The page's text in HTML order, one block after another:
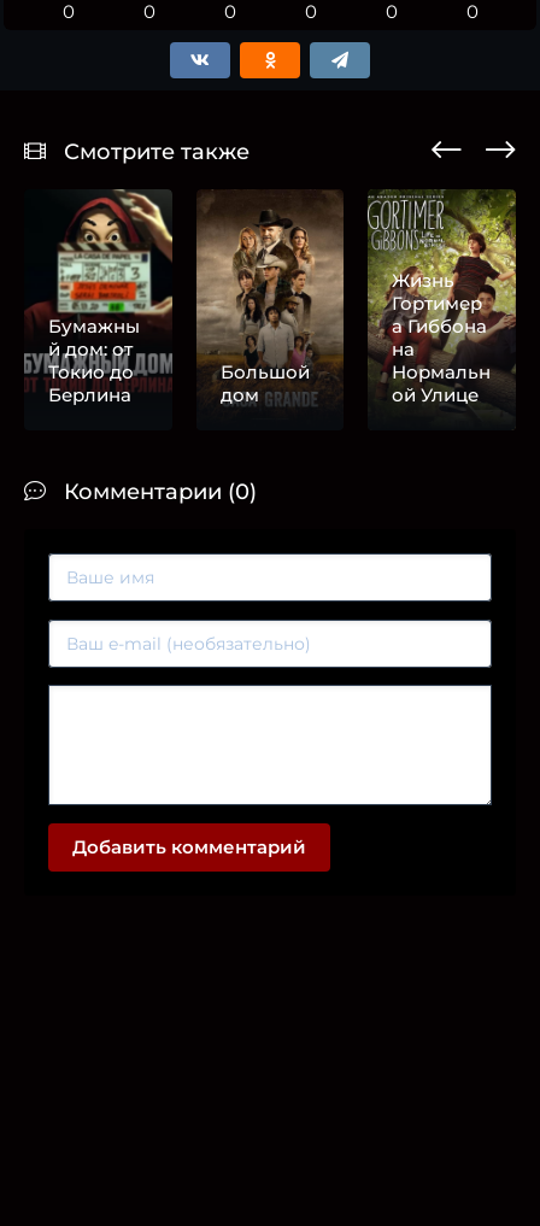
0 0 0 0 0 0
Смотрите также
Бумажны
й дом: от
Токио до
Берлина
Большой
дом
Жизнь
Гортимер
а Гиббона
на
Нормальн
ой Улице
Комментарии (0)
Добавить комментарий